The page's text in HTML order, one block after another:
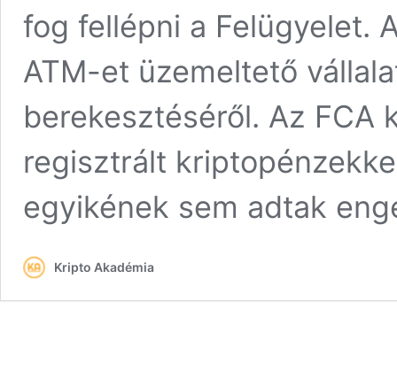
fog fellépni a Felügyelet.
ATM-et üzemeltető
berekesztéséről. Az FCA
regisztrált
egyikének sem adtak
Kripto Akadémia